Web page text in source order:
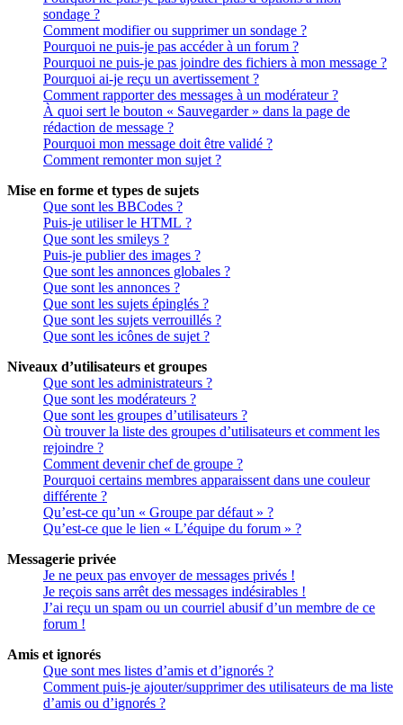
sondage ?
Comment modifier ou supprimer un sondage ?
Pourquoi ne puis-je pas accéder à un forum ?
Pourquoi ne puis-je pas joindre des fichiers à mon message ?
Pourquoi ai-je reçu un avertissement ?
Comment rapporter des messages à un modérateur ?
À quoi sert le bouton « Sauvegarder » dans la page de
rédaction de message ?
Pourquoi mon message doit être validé ?
Comment remonter mon sujet ?
Mise en forme et types de sujets
Que sont les BBCodes ?
Puis-je utiliser le HTML ?
Que sont les smileys ?
Puis-je publier des images ?
Que sont les annonces globales ?
Que sont les annonces ?
Que sont les sujets épinglés ?
Que sont les sujets verrouillés ?
Que sont les icônes de sujet ?
Niveaux d’utilisateurs et groupes
Que sont les administrateurs ?
Que sont les modérateurs ?
Que sont les groupes d’utilisateurs ?
Où trouver la liste des groupes d’utilisateurs et comment les
rejoindre ?
Comment devenir chef de groupe ?
Pourquoi certains membres apparaissent dans une couleur
différente ?
Qu’est-ce qu’un « Groupe par défaut » ?
Qu’est-ce que le lien « L’équipe du forum » ?
Messagerie privée
Je ne peux pas envoyer de messages privés !
Je reçois sans arrêt des messages indésirables !
J’ai reçu un spam ou un courriel abusif d’un membre de ce
forum !
Amis et ignorés
Que sont mes listes d’amis et d’ignorés ?
Comment puis-je ajouter/supprimer des utilisateurs de ma liste
d’amis ou d’ignorés ?